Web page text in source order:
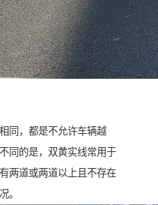
同，都是不允许车辆越
同的是，双黄实线常用于
两道或两道以上且不存在
。